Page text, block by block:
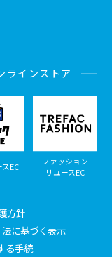
ラインストア
EC
ファッション
リユースEC
方針
に基づく表示
る手続